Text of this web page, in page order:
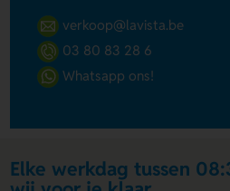
verkoop@lavista.be
03 80 83 28 6
Whatsapp ons!
Elke werkdag tussen